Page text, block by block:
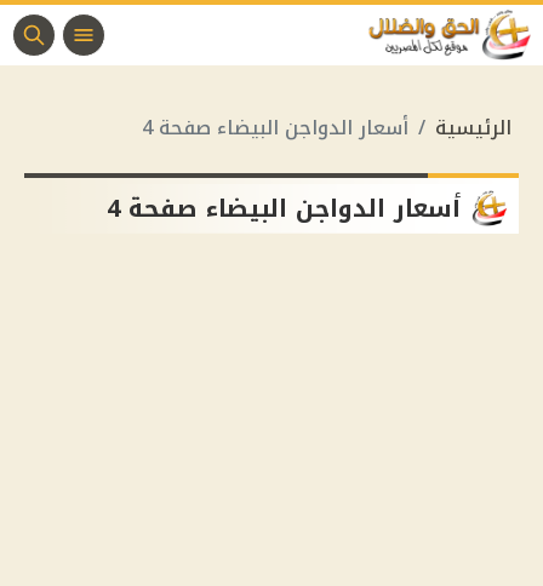
الرئيسية أسعار الدواجن البيضاء صفحة 4
أسعار الدواجن البيضاء صفحة 4